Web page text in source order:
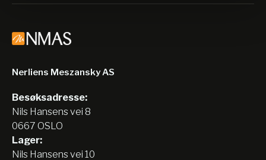
Nerliens Meszansky AS
Besøksadresse:
Nils Hansens vei 8
0667 OSLO
Lager:
Nils Hansens vei 10